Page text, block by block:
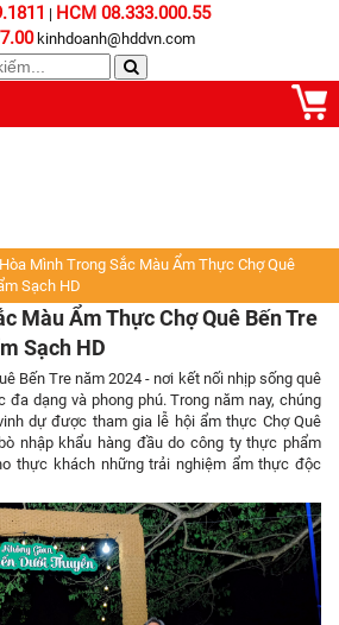
| HCM 08.333.000.55
kinhdoanh@hddvn.com
Hòa Mình Trong Sắc Màu Ẩm Thực Chợ Quê
Sạch HD
Màu Ẩm Thực Chợ Quê Bến Tre
Sạch HD
Bến Tre năm 2024 - nơi kết nối nhịp sống quê
đa dạng và phong phú. Trong năm nay, chúng
dự được tham gia lễ hội ẩm thực Chợ Quê
nhập khẩu hàng đầu do công ty thực phẩm
thực khách những trải nghiệm ẩm thực độc